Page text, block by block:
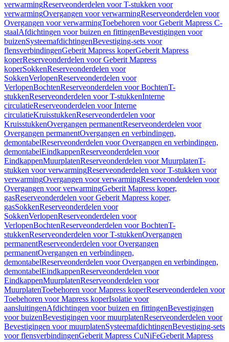
verwarmingReserveonderdelen voor T-stukken voor
verwarmingOvergangen voor verwarmingReserveonderdelen voor
Overgangen voor verwarmingToebehoren voor Geberit Mapress C-
staalAfdichtingen voor buizen en fittingenBevestigingen voor
buizenSysteemafdichtingenBevestiging-sets voor
flensverbindingenGeberit Mapress koperGeberit Mapress
koperReserveonderdelen voor Geberit Mapress
koperSokkenReserveonderdelen voor
SokkenVerlopenReserveonderdelen voor
VerlopenBochtenReserveonderdelen voor BochtenT-
stukkenReserveonderdelen voor T-stukkenInterne
circulatieReserveonderdelen voor Interne
circulatieKruisstukkenReserveonderdelen voor
KruisstukkenOvergangen permanentReserveonderdelen voor
Overgangen permanentOvergangen en verbindingen,
demontabelReserveonderdelen voor Overgangen en verbindingen,
demontabelEindkappenReserveonderdelen voor
EindkappenMuurplatenReserveonderdelen voor MuurplatenT-
stukken voor verwarmingReserveonderdelen voor T-stukken voor
verwarmingOvergangen voor verwarmingReserveonderdelen voor
Overgangen voor verwarmingGeberit Mapress koper,
gasReserveonderdelen voor Geberit Mapress koper,
gasSokkenReserveonderdelen voor
SokkenVerlopenReserveonderdelen voor
VerlopenBochtenReserveonderdelen voor BochtenT-
stukkenReserveonderdelen voor T-stukkenOvergangen
permanentReserveonderdelen voor Overgangen
permanentOvergangen en verbindingen,
demontabelReserveonderdelen voor Overgangen en verbindingen,
demontabelEindkappenReserveonderdelen voor
EindkappenMuurplatenReserveonderdelen voor
MuurplatenToebehoren voor Mapress koperReserveonderdelen voor
Toebehoren voor Mapress koperIsolatie voor
aansluitingenAfdichtingen voor buizen en fittingenBevestigingen
voor buizenBevestigingen voor muurplatenReserveonderdelen voor
Bevestigingen voor muurplatenSysteemafdichtingenBevestiging-sets
voor flensverbindingenGeberit Mapress CuNiFeGeberit Mapress